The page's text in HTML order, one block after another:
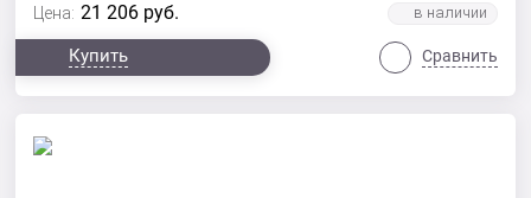
Цена: 21 206 руб.
Купить Сравнить